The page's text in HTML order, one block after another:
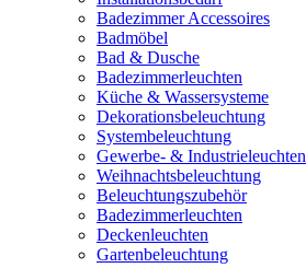
Badezimmer Accessoires
Badmöbel
Bad & Dusche
Badezimmerleuchten
Küche & Wassersysteme
Dekorationsbeleuchtung
Systembeleuchtung
Gewerbe- & Industrieleuchten
Weihnachtsbeleuchtung
Beleuchtungszubehör
Badezimmerleuchten
Deckenleuchten
Gartenbeleuchtung